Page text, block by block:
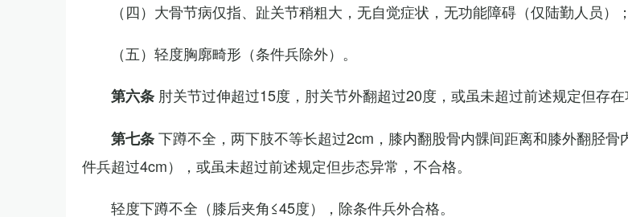
（四）大骨节病仅指、趾关节稍粗大，无自觉症状，无功能障碍（仅陆勤人员）；
（五）轻度胸廓畸形（条件兵除外）。
第六条 肘关节过伸超过15度，肘关节外翻超过20度，或虽未超过前述规定但存在
第七条下蹲不全，两下肢不等长超过2cm，膝内翻股骨内髁间距离和膝外翻胫骨
件兵超过4cm），或虽未超过前述规定但步态异常，不合格。
轻度下蹲不全（膝后夹角≤45度），除条件兵外合格。